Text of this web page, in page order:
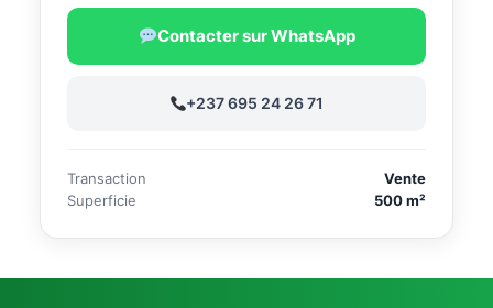
Contacter sur WhatsApp
+237 695 24 26 71
Transaction
Vente
Superficie
500 m²